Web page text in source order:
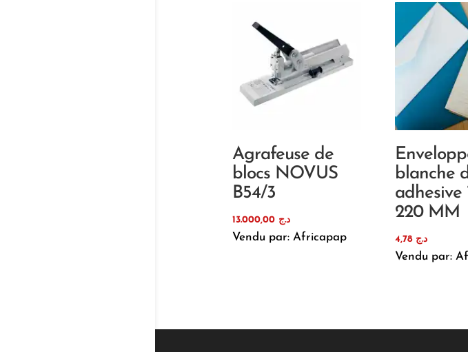
Agrafeuse de
blocs NOVUS
B54/3
د.ج 13.000,00
Vendu par: Africapap
blanche
adhesive
220 MM
د.ج 4,78
Vendu par: